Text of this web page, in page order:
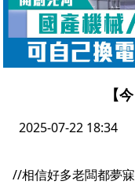
【
2025-07-22 18:34
//相信好多老闆都夢